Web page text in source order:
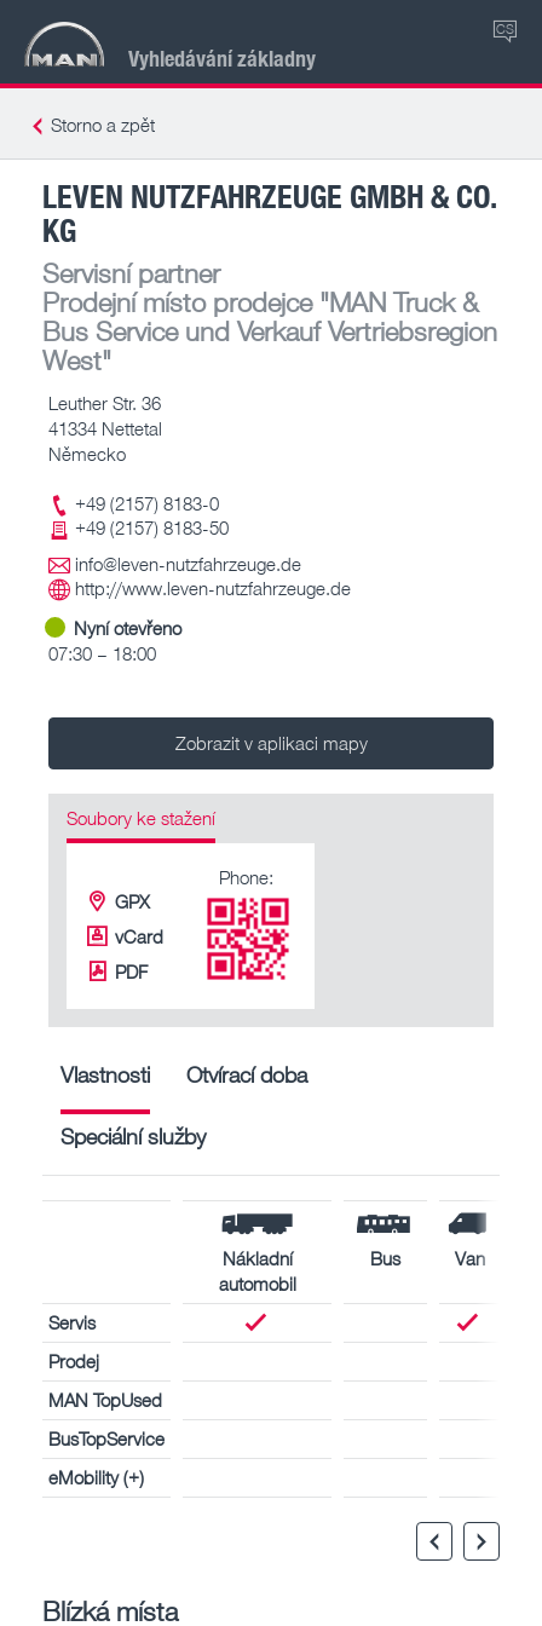
Vyhledávání základny
CS
Storno a zpět
LEVEN NUTZFAHRZEUGE GMBH & CO.
KG
Servisní partner
Prodejní místo prodejce"MAN Truck &
Bus Service und Verkauf Vertriebsregion
West"
Leuther Str. 36
41334 Nettetal
Německo
+49 (2157) 8183-0
+49 (2157) 8183-50
info@leven-nutzfahrzeuge.de
http://www.leven-nutzfahrzeuge.de
Nyní otevřeno
07:30 – 18:00
Zobrazit v aplikaci mapy
Soubory ke stažení
GPX
vCard
PDF
Phone:
Vlastnosti Otvírací doba
Speciální služby
Nákladní
automobil
Bus Van
Servis
Prodej
MAN TopUsed
BusTopService
eMobility (+)
Blízká místa